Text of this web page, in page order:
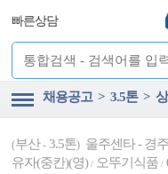
빠른상담
채용공고 > 3.5톤 >
(부산-3.5톤) 울주센타 - 경
유자(중칸)(영)/ 오뚜기식품/